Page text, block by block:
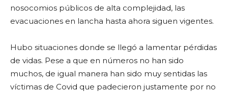
nosocomios públicos de alta complejidad, las
evacuaciones en lancha hasta ahora siguen vigentes.
Hubo situaciones donde se llegó a lamentar pérdidas
de vidas. Pese a que en números no han sido
muchos, de igual manera han sido muy sentidas las
víctimas de Covid que padecieron justamente por no